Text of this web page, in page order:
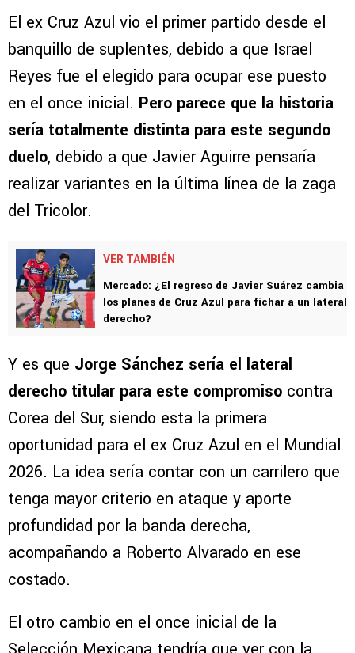
El ex Cruz Azul vio el primer partido desde el
banquillo de suplentes, debido a que Israel
Reyes fue el elegido para ocupar ese puesto
en el once inicial. Pero parece que la historia
sería totalmente distinta para este segundo
duelo, debido a que Javier Aguirre pensaría
realizar variantes en la última línea de la zaga
del Tricolor.
VER TAMBIÉN
Mercado: ¿El regreso de Javier Suárez cambia
los planes de Cruz Azul para fichar a un lateral
derecho?
Y es que Jorge Sánchez sería el lateral
derecho titular para este compromiso contra
Corea del Sur, siendo esta la primera
oportunidad para el ex Cruz Azul en el Mundial
2026. La idea sería contar con un carrilero que
tenga mayor criterio en ataque y aporte
profundidad por la banda derecha,
acompañando a Roberto Alvarado en ese
costado.
El otro cambio en el once inicial de la